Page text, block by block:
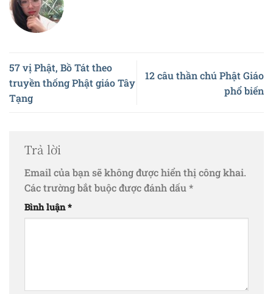
57 vị Phật, Bồ Tát theo
truyền thống Phật giáo Tây
Tạng
12 câu thần chú Phật Giáo
phổ biến
Trả lời
Email của bạn sẽ không được hiển thị công khai.
Các trường bắt buộc được đánh dấu *
Bình luận*